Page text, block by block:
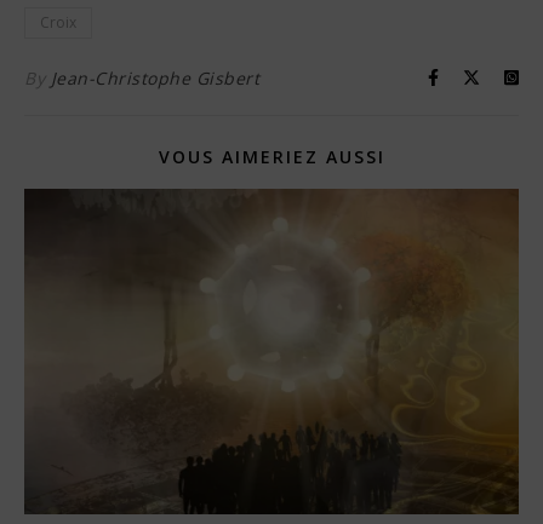
Croix
By Jean-Christophe Gisbert
VOUS AIMERIEZ AUSSI